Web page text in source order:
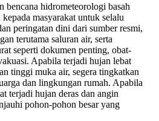
bencana hidrometeorologi basah
masyarakat untuk selalu
peringatan dini dari sumber resmi,
terutama saluran air, serta
seperti dokumen penting, obat-
Apabila terjadi hujan lebat
tinggi muka air, segera tingkatkan
dan lingkungan rumah. Apabila
terjadi hujan deras dan angin
pohon-pohon besar yang